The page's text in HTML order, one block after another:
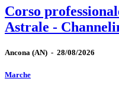
Corso
Astrale -
Ancona (AN) - 28/08/2026
Marche